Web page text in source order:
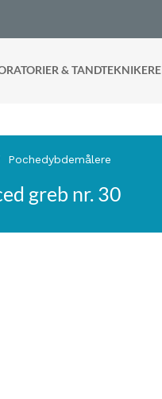
& TANDTEKNIKERE
Pochedybdemålere
greb nr. 30